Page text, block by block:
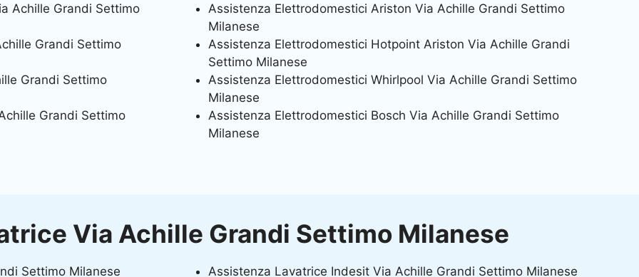
Achille Grandi Settimo
Grandi Settimo
Grandi Settimo
Grandi Settimo
Assistenza Elettrodomestici Ariston Via Achille Grandi Settimo
Milanese
Assistenza Elettrodomestici Hotpoint Ariston Via Achille Grandi
Settimo Milanese
Assistenza Elettrodomestici Whirlpool Via Achille Grandi Settimo
Milanese
Assistenza Elettrodomestici Bosch Via Achille Grandi Settimo
Milanese
Via Achille Grandi Settimo Milanese
Settimo Milanese Assistenza Lavatrice Indesit Via Achille Grandi Settimo Milanese